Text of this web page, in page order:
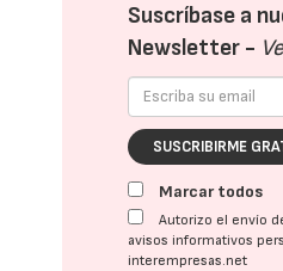
Suscríbase a
Newsletter -
SUSCRIBIRME
Marcar todos
Autorizo el envío
avisos informativos
interempresas.net